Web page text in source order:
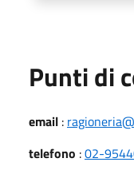
Punti di
email :
telefono :02-